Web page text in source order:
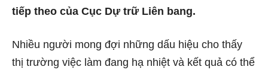
tiếp theo của Cục Dự trữ Liên bang.
Nhiều người mong đợi những dấu hiệu cho thấy
thị trường việc làm đang hạ nhiệt và kết quả có thể